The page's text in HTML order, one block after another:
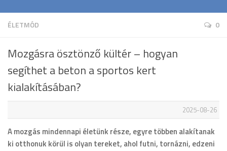
Wellness
ÉLETMÓD 0
Mozgásra ösztönző kültér – hogyan
segíthet a beton a sportos kert
kialakításában?
2025-08-26
A mozgás mindennapi életünk része, egyre többen alakítanak
ki otthonuk körül is olyan tereket, ahol futni, tornázni, edzeni